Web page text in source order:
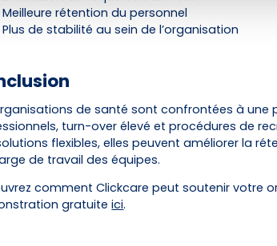
Meilleure rétention du personnel
Plus de stabilité au sein de l’organisation
de santé sont confrontées à une
turn-over élevé et procédures de
flexibles, elles peuvent améliorer la
de travail des équipes.
comment Clickcare peut soutenir votre
gratuiteici.